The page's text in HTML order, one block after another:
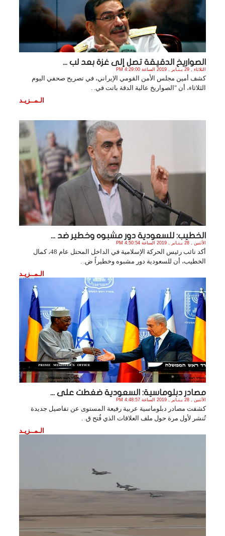
الصواريخ الدقيقة تصل إلى غزة بعد لب ...
الثلاثاء , 29 يـنـاير , 2019 الساعة 4:29:00 PM
كشف أمين مجلس الأمن القومي الإيراني، في تصريح صحفي اليوم
الثلاثاء، أن "الصواريخ عالية الدقة باتت في. .
الـمــزيـد
الخطيب: للسعودية دور مشبوه وخطير ضد ...
الأثنين , 28 يـنـاير , 2019 الساعة 4:50:54 PM
أكد نائب رئيس الحركة الإسلامية في الداخل المحتل عام 48، كمال
الخطيب، أن للسعودية دور مشبوه وخطيراً ض. .
الـمــزيـد
مصادر دبلوماسية: السعودية ضغطت على ...
الأثنين , 28 يـنـاير , 2019 الساعة 4:48:57 PM
كشفت مصادر دبلوماسية عربية رفيعة المستوى عن تفاصيل جديدة
تُنشر لأول مرة حول ملف العلاقات الذي فُتح ق. .
الـمــزيـد